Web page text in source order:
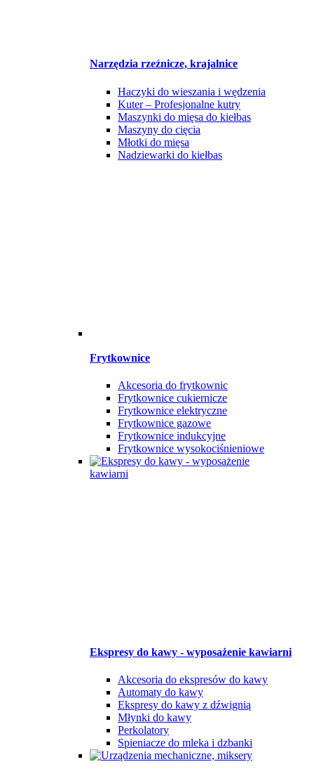
Narzędzia rzeźnicze, krajalnice
Haczyki do wieszania i wędzenia
Kuter – Profesjonalne kutry
Maszynki do mięsa do kiełbas
Maszyny do cięcia
Młotki do mięsa
Nadziewarki do kiełbas
Frytkownice
Akcesoria do frytkownic
Frytkownice cukiernicze
Frytkownice elektryczne
Frytkownice gazowe
Frytkownice indukcyjne
Frytkownice wysokociśnieniowe
Ekspresy do kawy - wyposażenie kawiarni
Akcesoria do ekspresów do kawy
Automaty do kawy
Ekspresy do kawy z dźwignią
Młynki do kawy
Perkolatory
Spieniacze do mleka i dzbanki